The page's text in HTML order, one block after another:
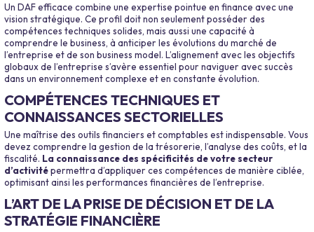
Un DAF efficace combine une expertise pointue en finance avec une
vision stratégique. Ce profil doit non seulement posséder des
compétences techniques solides, mais aussi une capacité à
comprendre le business, à anticiper les évolutions du marché de
l’entreprise et de son business model. L’alignement avec les objectifs
globaux de l’entreprise s’avère essentiel pour naviguer avec succès
dans un environnement complexe et en constante évolution.
COMPÉTENCES TECHNIQUES ET
CONNAISSANCES SECTORIELLES
Une maîtrise des outils financiers et comptables est indispensable. Vous
devez comprendre la gestion de la trésorerie, l’analyse des coûts, et la
fiscalité. La connaissance des spécificités de votre secteur
d’activitépermettra d’appliquer ces compétences de manière ciblée,
optimisant ainsi les performances financières de l’entreprise.
L’ART DE LA PRISE DE DÉCISION ET DE LA
STRATÉGIE FINANCIÈRE